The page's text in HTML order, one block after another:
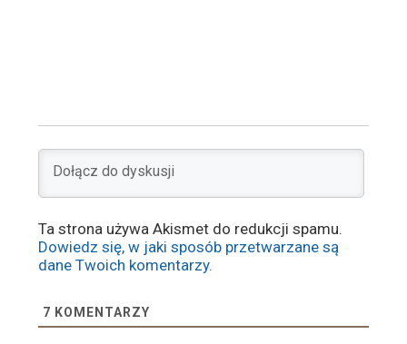
Ta strona używa Akismet do redukcji spamu.
Dowiedz się, w jaki sposób przetwarzane są
dane Twoich komentarzy.
7 KOMENTARZY